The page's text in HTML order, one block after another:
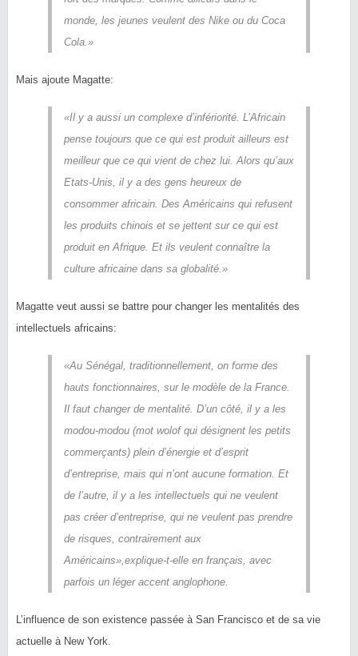
monde, les jeunes veulent des Nike ou du Coca
Cola.»
Mais ajoute Magatte:
«Il y a aussi un complexe d’infériorité. L’Africain
pense toujours que ce qui est produit ailleurs est
meilleur que ce qui vient de chez lui. Alors qu’aux
Etats-Unis, il y a des gens heureux de
consommer africain. Des Américains qui refusent
les produits chinois et se jettent sur ce qui est
produit en Afrique. Et ils veulent connaître la
culture africaine dans sa globalité.»
Magatte veut aussi se battre pour changer les mentalités des
intellectuels africains:
«Au Sénégal, traditionnellement, on forme des
hauts fonctionnaires, sur le modèle de la France.
Il faut changer de mentalité. D’un côté, il y a les
modou-modou (mot wolof qui désignent les petits
commerçants) plein d’énergie et d’esprit
d’entreprise, mais qui n’ont aucune formation. Et
de l’autre, il y a les intellectuels qui ne veulent
pas créer d’entreprise, qui ne veulent pas prendre
de risques, contrairement aux
Américains»,explique-t-elle en français, avec
parfois un léger accent anglophone.
L’influence de son existence passée à San Francisco et de sa vie
actuelle à New York.